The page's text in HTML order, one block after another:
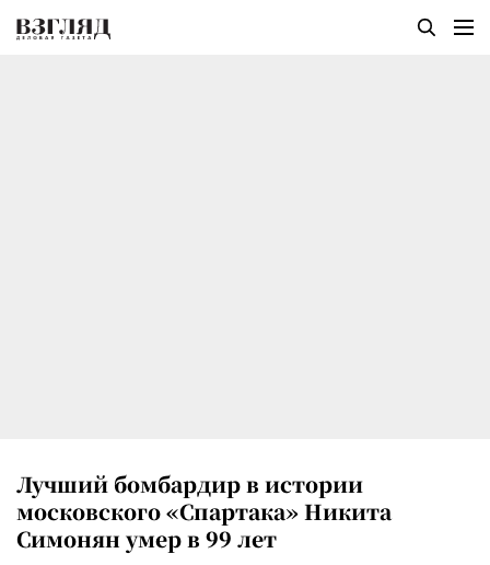
Лучший бомбардир в истории
московского «Спартака» Никита
Симонян умер в 99 лет